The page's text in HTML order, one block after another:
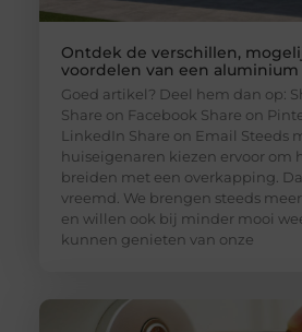
Ontdek de verschillen,
voordelen van een
Goed artikel? Deel hem dan op:
Share on Facebook Share on
LinkedIn Share on Email Steeds
huiseigenaren kiezen ervoor om
breiden met een overkapping.
vreemd. We brengen steeds
en willen ook bij minder mooi
kunnen genieten van onze